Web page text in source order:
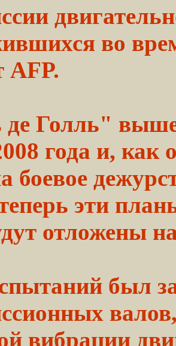
во
AFP.
Голль"
года и, как
боевое
эти
отложены
был
вибрации